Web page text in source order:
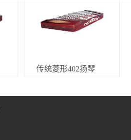
传统菱形402扬琴